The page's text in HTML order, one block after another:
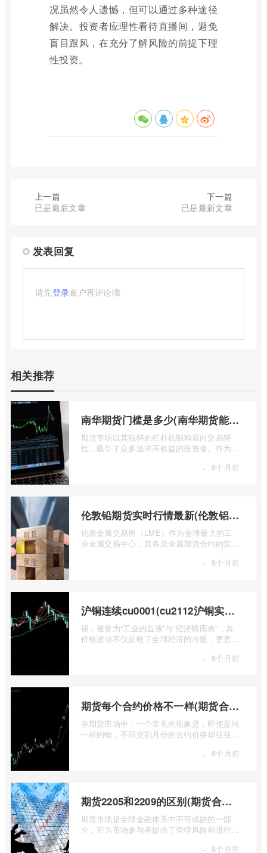
况虽然令人遗憾，但可以通过多种途径
解决。投资者应理性看待直播间，避免
盲目跟风，在充分了解风险的前提下理
性投资。
上一篇
已是最后文章
下一篇
已是最新文章
发表回复
请先登录账户再评论哦
相关推荐
南华期货门槛是多少(南华期货能做国际期货吗)
期货市场以其独特的杠杆机制和双向交易特
性，吸引了众多追求高收益的投资者。作为中
· 8个月前
伦敦铅期货实时行情最新(伦敦铝锡期货实时行情)
伦敦金属交易所（LME）作为全球最大的工
业金属交易中心，其各类金属期货合约的实时
· 8个月前
沪铜连续cu0001(cu2112沪铜实时行情)
铜，被誉为“工业的血液”与“经济晴雨表”，其
价格波动不仅反映了全球经济的冷暖，更直接
· 8个月前
期货每个合约价格不一样(期货合约之间的价格差)
在期货市场中，一个常见的现象是，即使是同
一标的物，不同交割月份的合约价格却往往不
· 8个月前
期货2205和2209的区别(期货合约2205什么意思)
期货市场是全球金融体系中不可或缺的一部
分，它为市场参与者提供了管理风险和进行价
· 8个月前